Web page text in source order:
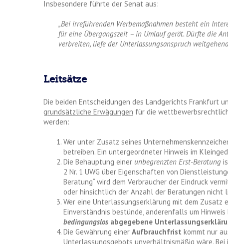
Insbesondere führte der Senat aus:
„Bei irreführenden Werbemaßnahmen besteht ein
für eine Übergangszeit – in Umlauf gerät. Dürfte die
verbreiten, liefe der Unterlassungsanspruch
Leitsätze
Die beiden Entscheidungen des Landgerichts Frankfurt
grundsätzliche Erwägungen für die
werden:
Wer unter Zusatz seines
betreiben. Ein untergeordneter Hinweis im
Die Behauptung einer unbegrenzten Erst-Beratung
2 Nr. 1 UWG über Eigenschaften von
Beratung“ wird dem Verbraucher der Eindruck
oder hinsichtlich der Anzahl der Beratungen nicht
Wer eine Unterlassungserklärung mit dem Zusatz
Einverständnis bestünde, anderenfalls um
bedingungslos abgegebene
Die Gewährung einer Aufbrauchfrist kommt nur
Unterlassungsgebots unverhältnismäßig wäre.